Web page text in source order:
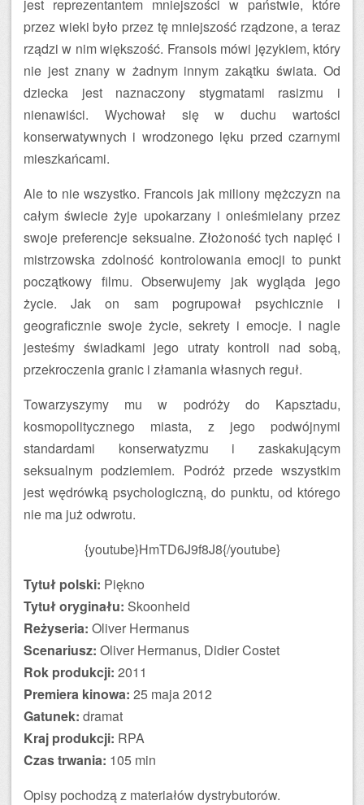
jest reprezentantem mniejszości w państwie, które
przez wieki było przez tę mniejszość rządzone, a teraz
rządzi w nim większość. Fransois mówi językiem, który
nie jest znany w żadnym innym zakątku świata. Od
dziecka jest naznaczony stygmatami rasizmu i
nienawiści. Wychował się w duchu wartości
konserwatywnych i wrodzonego lęku przed czarnymi
mieszkańcami.
Ale to nie wszystko. Francois jak miliony mężczyzn na
całym świecie żyje upokarzany i onieśmielany przez
swoje preferencje seksualne. Złożoność tych napięć i
mistrzowska zdolność kontrolowania emocji to punkt
początkowy filmu. Obserwujemy jak wygląda jego
życie. Jak on sam pogrupował psychicznie i
geograficznie swoje życie, sekrety i emocje. I nagle
jesteśmy świadkami jego utraty kontroli nad sobą,
przekroczenia granic i złamania własnych reguł.
Towarzyszymy mu w podróży do Kapsztadu,
kosmopolitycznego miasta, z jego podwójnymi
standardami konserwatyzmu i zaskakującym
seksualnym podziemiem. Podróż przede wszystkim
jest wędrówką psychologiczną, do punktu, od którego
nie ma już odwrotu.
{youtube}HmTD6J9f8J8{/youtube}
Tytuł polski: Piękno
Tytuł oryginału: Skoonheid
Reżyseria: Oliver Hermanus
Scenariusz: Oliver Hermanus, Didier Costet
Rok produkcji: 2011
Premiera kinowa: 25 maja 2012
Gatunek: dramat
Kraj produkcji: RPA
Czas trwania: 105 min
Opisy pochodzą z materiałów dystrybutorów.